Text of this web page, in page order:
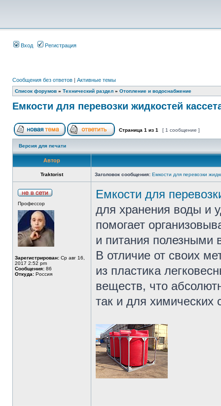
Вход Регистрация
Сообщения без ответов | Активные темы
Список форумов » Технический раздел » Отопление и водоснабжение
Емкости для перевозки жидкостей
Страница 1 из 1 [ 1 сообщение ]
Версия для печати
Автор
Traktorist Заголовок сообщения: Емкости для перевозки
Профессор
Зарегистрирован: Ср авг 16,
2017 2:52 pm
Сообщения: 86
Откуда: Россия
Емкости для
для хранения воды и
помогает
и питания полезными
В отличие от своих
из пластика
веществ, что
так и для химических